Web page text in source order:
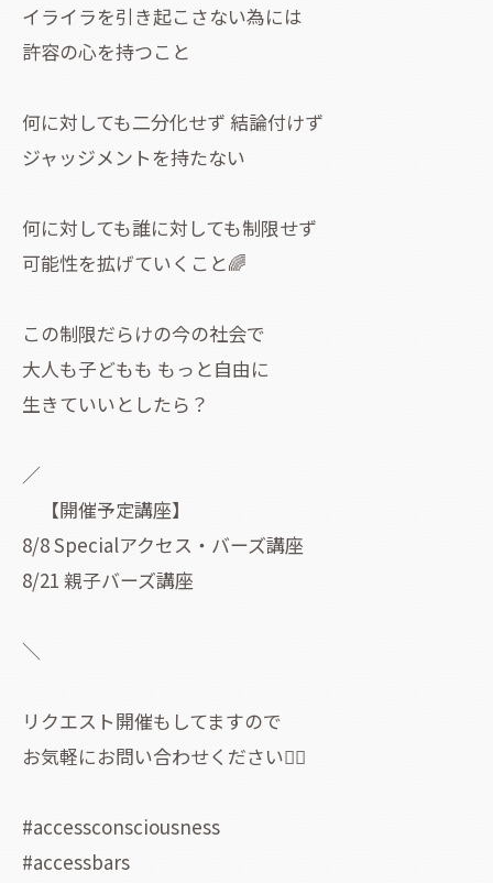
イライラを引き起こさない為には
許容の心を持つこと
何に対しても二分化せず 結論付けず
ジャッジメントを持たない
何に対しても誰に対しても制限せず
可能性を拡げていくこと🌈
この制限だらけの今の社会で
大人も子どもも もっと自由に
生きていいとしたら？
／
【開催予定講座】
8/8 Specialアクセス・バーズ講座
8/21 親子バーズ講座
＼
リクエスト開催もしてますので
お気軽にお問い合わせください🙂‍↕️
#accessconsciousness
#accessbars